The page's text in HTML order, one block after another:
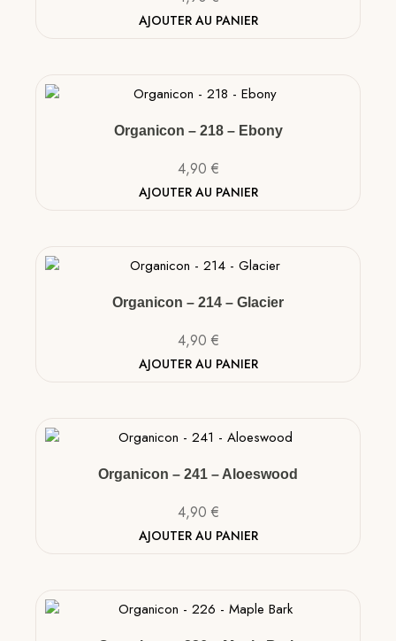
AJOUTER AU PANIER
Organicon – 218 – Ebony
4,90 €
AJOUTER AU PANIER
Organicon – 214 – Glacier
4,90 €
AJOUTER AU PANIER
Organicon – 241 – Aloeswood
4,90 €
AJOUTER AU PANIER